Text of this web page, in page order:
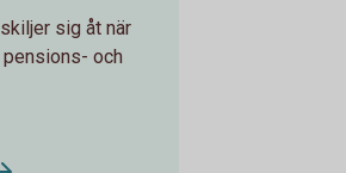
sig åt när
och